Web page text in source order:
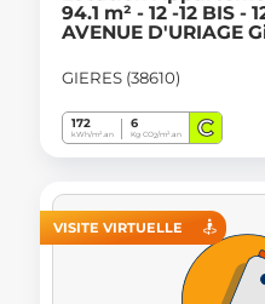
94.1 m² - 12 -12 BIS -
AVENUE D'URIAGE
GIERES (38610)
172
kWh/m².an
6
Kg CO2/m².an C
VISITE VIRTUELLE